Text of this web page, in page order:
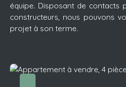
équipe. Disposant de contacts
constructeurs, nous pouvons
projet à son terme.